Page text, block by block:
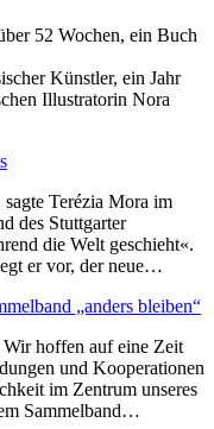
52 Wochen, ein Buch
Künstler, ein Jahr
Illustratorin Nora
Terézia Mora im
des Stuttgarter
die Welt geschieht«.
er vor, der neue…
„anders bleiben“
hoffen auf eine Zeit
und Kooperationen
im Zentrum unseres
Sammelband…